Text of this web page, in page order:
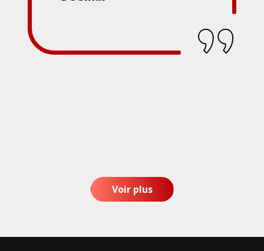
Voir plus